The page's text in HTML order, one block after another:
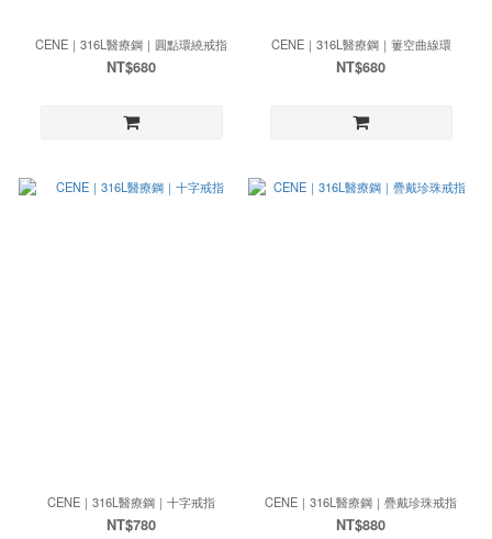
CENE｜316L醫療鋼｜圓點環繞戒指
NT$680
CENE｜316L醫療鋼｜簍空曲線環
NT$680
CENE｜316L醫療鋼｜十字戒指
NT$780
CENE｜316L醫療鋼｜疊戴珍珠戒指
NT$880